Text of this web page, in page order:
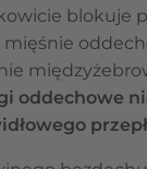
blokuje
mięśnie
oddechowe